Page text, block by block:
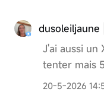
dusoleiljaune
J'ai aussi un
tenter mais
20-5-2026